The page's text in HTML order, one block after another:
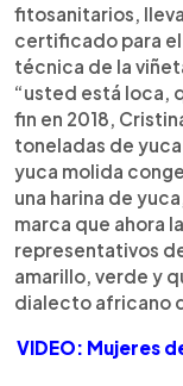
fitosanitarios,
certificado para
técnica de la
“usted está loca,
fin en 2018,
toneladas de
yuca molida
una harina de
marca que ahora
representativos
amarillo, verde y
dialecto africano
VIDEO: Mujeres